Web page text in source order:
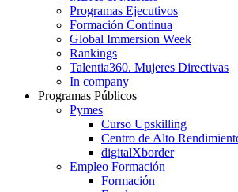
Programas Ejecutivos
Formación Continua
Global Immersion Week
Rankings
Talentia360. Mujeres Directivas
In company
Programas Públicos
Pymes
Curso Upskilling
Centro de Alto
digitalXborder
Empleo Formación
Formación